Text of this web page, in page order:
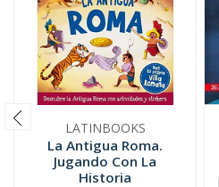
LATINBOOKS
La Antigua Roma.
Jugando Con La
Historia